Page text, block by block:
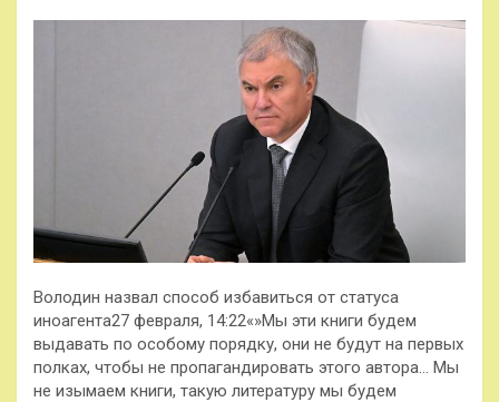
Володин назвал способ избавиться от статуса
иноагента27 февраля, 14:22«»Мы эти книги будем
выдавать по особому порядку, они не будут на первых
полках, чтобы не пропагандировать этого автора… Мы
не изымаем книги, такую литературу мы будем